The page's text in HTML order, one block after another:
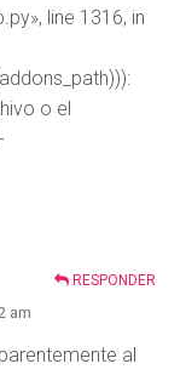
line 1316, in
o el
RESPONDER
am
al